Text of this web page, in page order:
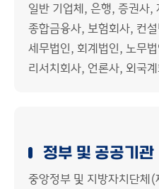
일반 기업체, 은행, 증권사,
종합금융사, 보험회사, 컨
세무법인, 회계법인, 노무
리서치회사, 언론사, 외국
정부 및 공공기관
중앙정부 및 지방자치단체